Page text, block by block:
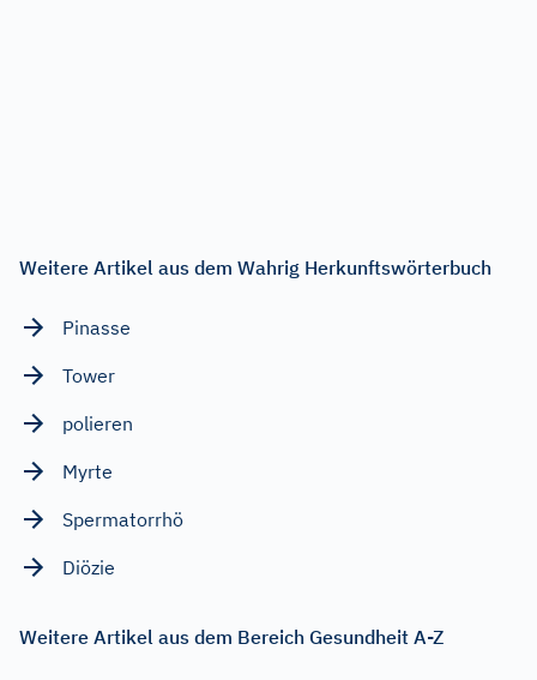
Weitere Artikel aus dem Wahrig Herkunftswörterbuch
Pinasse
Tower
polieren
Myrte
Spermatorrhö
Diözie
Weitere Artikel aus dem Bereich Gesundheit A-Z